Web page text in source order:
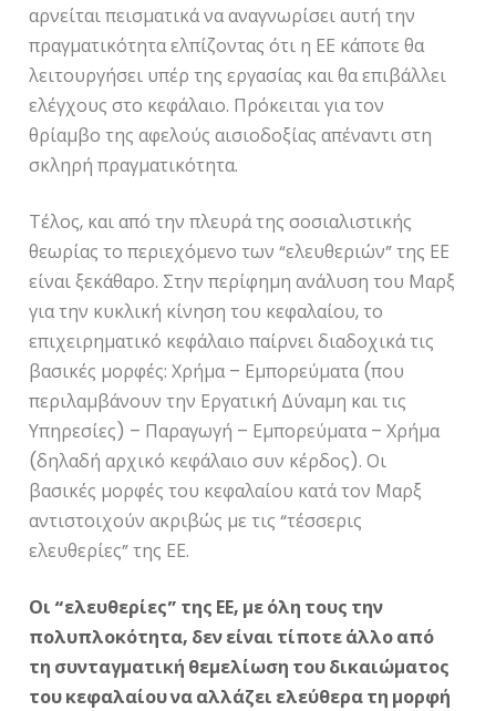
αρνείται πεισματικά να αναγνωρίσει αυτή την
πραγματικότητα ελπίζοντας ότι η ΕΕ κάποτε θα
λειτουργήσει υπέρ της εργασίας και θα επιβάλλει
ελέγχους στο κεφάλαιο. Πρόκειται για τον
θρίαμβο της αφελούς αισιοδοξίας απέναντι στη
σκληρή πραγματικότητα.
Τέλος, και από την πλευρά της σοσιαλιστικής
θεωρίας το περιεχόμενο των “ελευθεριών” της ΕΕ
είναι ξεκάθαρο. Στην περίφημη ανάλυση του Μαρξ
για την κυκλική κίνηση του κεφαλαίου, το
επιχειρηματικό κεφάλαιο παίρνει διαδοχικά τις
βασικές μορφές: Χρήμα – Εμπορεύματα (που
περιλαμβάνουν την Εργατική Δύναμη και τις
Υπηρεσίες) – Παραγωγή – Εμπορεύματα – Χρήμα
(δηλαδή αρχικό κεφάλαιο συν κέρδος). Οι
βασικές μορφές του κεφαλαίου κατά τον Μαρξ
αντιστοιχούν ακριβώς με τις “τέσσερις
ελευθερίες” της ΕΕ.
Οι “ελευθερίες” της ΕΕ, με όλη τους την
πολυπλοκότητα, δεν είναι τίποτε άλλο από
τη συνταγματική θεμελίωση του δικαιώματος
του κεφαλαίου να αλλάζει ελεύθερα τη μορφή